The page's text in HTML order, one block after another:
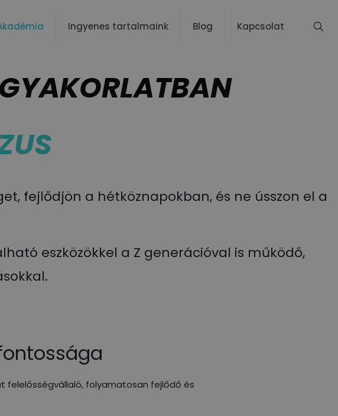
Ingyenes tartalmaink Blog Kapcsolat
fejlődjön a hétköznapokban, és ne ússzon el a
eszközökkel a Z generációval is működő,
felelősségvállaló, folyamatosan fejlődő és